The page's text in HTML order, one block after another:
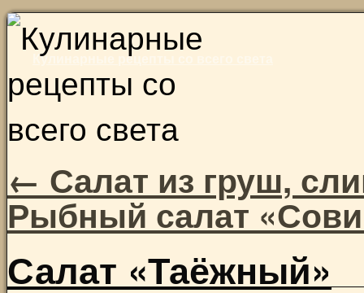
Кулинарные рецепты со всего света
Skip
content
← Салат из груш,
Рыбный салат
Салат «Таёжный»